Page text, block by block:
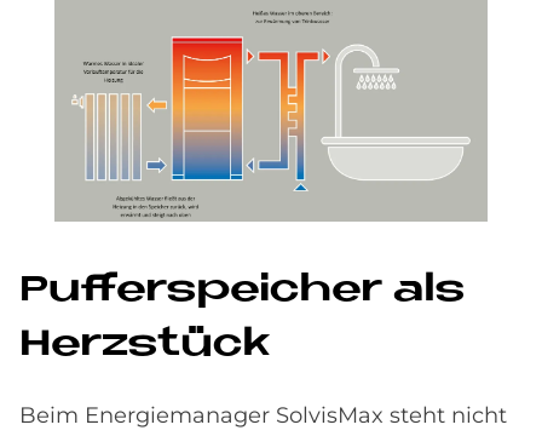
Puf­fer­spei­cher als
Herz­stück
Beim Energiemanager SolvisMax steht nicht